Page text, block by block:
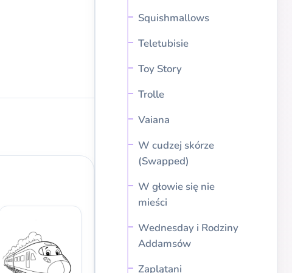
Squishmallows
Teletubisie
Toy Story
Trolle
Vaiana
W cudzej skórze
(Swapped)
W głowie się nie
mieści
Wednesday i Rodziny
Addamsów
Zaplątani